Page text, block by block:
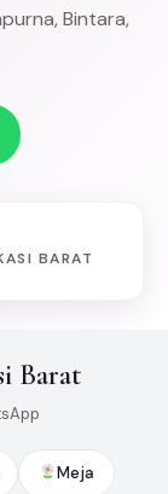
Bintara,
BARAT
Barat
Meja